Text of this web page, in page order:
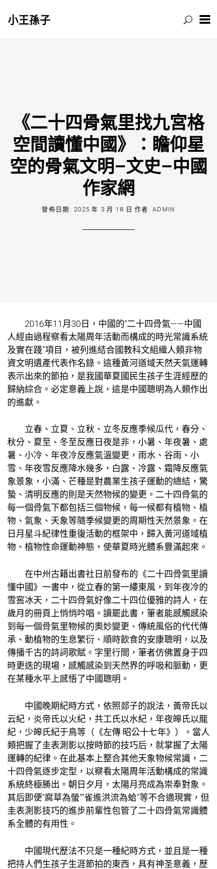
小王孫子
《二十四骨氣里找九宮格
空間讀懂中國》：瞻仰星
空的骨氣文明–文史–中國
作家網
發佈日期: 2025 年 3 月 18 日 作者:ADMIN
2016年11月30日，中國的“二十四骨氣——中國
人經由過程察看太陽周年活動而構成的時光常識系統
及實在踐”項目，被列進結合國教科文組織人類非物
資文明遺產代表作名錄。這種黃河道域天然天氣運轉
表示出來的節拍，是我國華夏國民生孩子生涯經歷的
歸納綜合。必定意義上說，這是中國聰明為人類作出
的進獻。
立春、立夏、立秋、立冬反應季候瓜代，春分、
秋分、夏至、冬至反應日夜是非，小暑、年夜暑、處
暑、小冷、年夜冷反應氣溫變更，雨水、谷雨、小
雪、年夜雪反應降水幾多，白露、冷露、霜降反應氣
象景象，小滿、芒種是對農業生孩子運動的總結，驚
蟄、清明反應的則是天然物候的變更。二十四骨氣的
每一個骨氣下都包括三個物候，每一候都有植物、植
物、氣象、天象等隨季候變更的周期性天然景象。在
日月星斗紀律性重復活動的框架中，歸入黃河道域植
物、植物性命運動神態，使華夏時光體系豐滿起來。
在中州古籍出書社日前發布的《二十四骨氣里讀
懂中國》一書中，從立春的第一縷東風，到年夜冷的
雪窖冰天，二十四骨氣好像二十四位優雅的詩人，在
歲月的冊頁上悄悄吟唱。讀罷此書，筆者能感觸感染
到每一個骨氣里物候的奧妙變更、傳統風俗的代代傳
承、動植物的生息繁衍、順時飲食的安康聰明，以及
傳播千古的詩詞歌賦。字里行間，筆者仿佛置身于四
時更迭的現場，感觸感染到天然界的呼吸和脈動，更
在某種水平上感悟了中國聰明。
中國晚期紀時方式，依照郯子的說法，黃帝氏以
云紀，炎帝氏以火紀，共工氏以水紀，年夜皞氏以龍
紀，少皞氏紀于鳥等（《左傳·昭公十七年》）。當人
類把握了圭表測影以按時節的技巧后，就掌握了太陽
運轉的紀律。在此基本上整合其他天象物候常識，二
十四骨氣逐步定型，以察看太陽周年活動構成的常識
系統終極勝出。朝日夕月，太陽月亮成為崇奉對象。
其后即便“腐草為螢”“雀進洪流為蛤”等不合適現實，但
圭表測影技巧的進步前輩性包管了二十四骨氣常識體
系全體的有用性。
中國現代歷法不只是一種紀時方式，並且是一種
把持人們生孩子生涯節拍的東西，具有神圣意義，歷